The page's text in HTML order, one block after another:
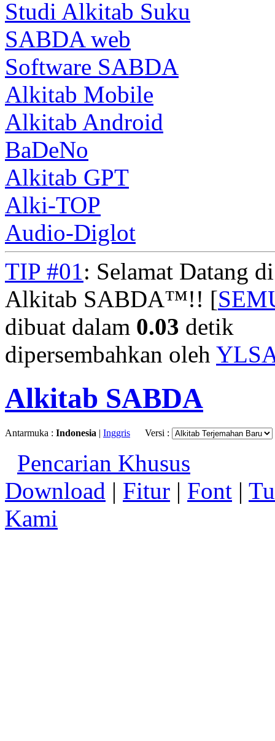
Studi Alkitab Suku
SABDA web
Software SABDA
Alkitab Mobile
Alkitab Android
BaDeNo
Alkitab GPT
Alki-TOP
Audio-Diglot
TIP #01: Selamat Datang
Alkitab SABDA™!! [
dibuat dalam 0.03 detik
dipersembahkan oleh
Alkitab SABDA
Antarmuka : Indonesia | Inggris Versi :
Pencarian Khusus
Download | Fitur | Font |
Kami